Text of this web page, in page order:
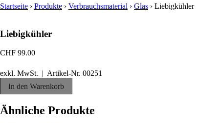
Startseite › Produkte › Verbrauchsmaterial › Glas › Liebigkühler
Liebigkühler
CHF 99.00
exkl. MwSt. | Artikel-Nr. 00251
Liebigkühler
Menge
In den Warenkorb
Ähnliche Produkte